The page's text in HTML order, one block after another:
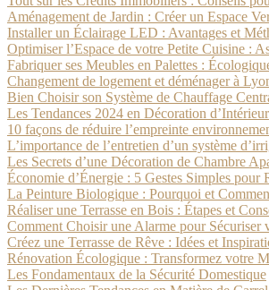
Aménagement de Jardin : Créer un Espace
Installer un Éclairage LED : Avantages et
Optimiser l’Espace de votre Petite Cuisine :
Fabriquer ses Meubles en Palettes :
Changement de logement et déménager à
Bien Choisir son Système de Chauffage
Les Tendances 2024 en Décoration d’Intérieur
10 façons de réduire l’empreinte
L’importance de l’entretien d’un système
Les Secrets d’une Décoration de Chambre
Économie d’Énergie : 5 Gestes Simples pour
La Peinture Biologique : Pourquoi et
Réaliser une Terrasse en Bois : Étapes et
Comment Choisir une Alarme pour Sécuriser
Créez une Terrasse de Rêve : Idées et
Rénovation Écologique : Transformez votre
Les Fondamentaux de la Sécurité Domestique